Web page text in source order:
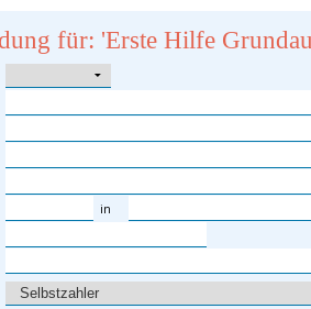
für: 'Erste Hilfe
in